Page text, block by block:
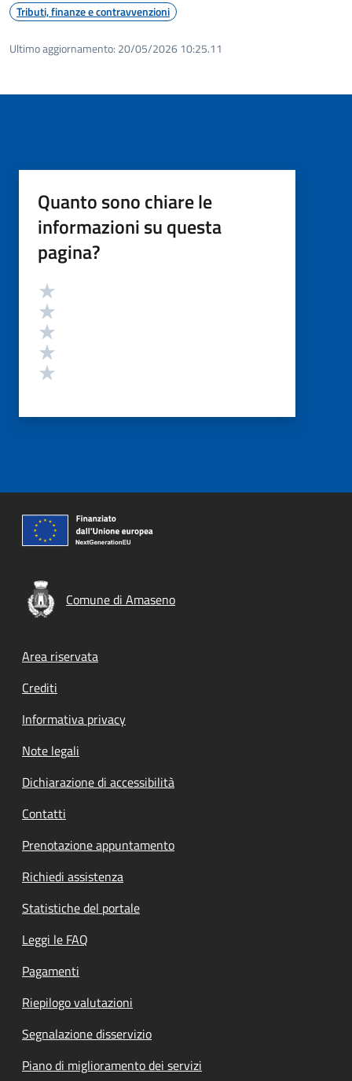
Tributi, finanze e contravvenzioni
Ultimo aggiornamento: 20/05/2026 10:25.11
Quanto sono chiare le
informazioni su questa
pagina?
Valutazione
Comune di Amaseno
Footer menu
Area riservata
Crediti
Informativa privacy
Note legali
Dichiarazione di accessibilità
Contatti
Prenotazione appuntamento
Richiedi assistenza
Statistiche del portale
Leggi le FAQ
Pagamenti
Riepilogo valutazioni
Segnalazione disservizio
Piano di miglioramento dei servizi